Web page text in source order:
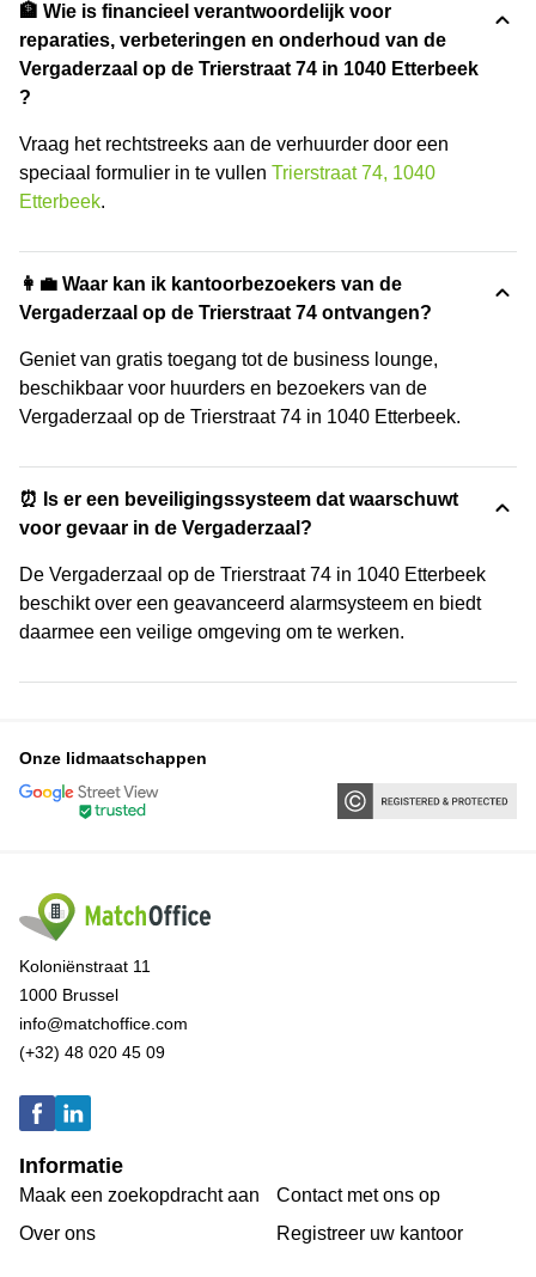
🏦 Wie is financieel verantwoordelijk voor
reparaties, verbeteringen en onderhoud van de
Vergaderzaal op de Trierstraat 74 in 1040 Etterbeek
?
Vraag het rechtstreeks aan de verhuurder door een
speciaal formulier in te vullen Trierstraat 74, 1040
Etterbeek.
👩‍💼 Waar kan ik kantoorbezoekers van de
Vergaderzaal op de Trierstraat 74 ontvangen?
Geniet van gratis toegang tot de business lounge,
beschikbaar voor huurders en bezoekers van de
Vergaderzaal op de Trierstraat 74 in 1040 Etterbeek.
⏰ Is er een beveiligingssysteem dat waarschuwt
voor gevaar in de Vergaderzaal?
De Vergaderzaal op de Trierstraat 74 in 1040 Etterbeek
beschikt over een geavanceerd alarmsysteem en biedt
daarmee een veilige omgeving om te werken.
Onze lidmaatschappen
Koloniënstraat 11
1000 Brussel
info@matchoffice.com
(+32) 48 020 45 09
Informatie
Maak een zoekopdracht aan
Over ons
Contact met ons op
Registreer uw kantoor